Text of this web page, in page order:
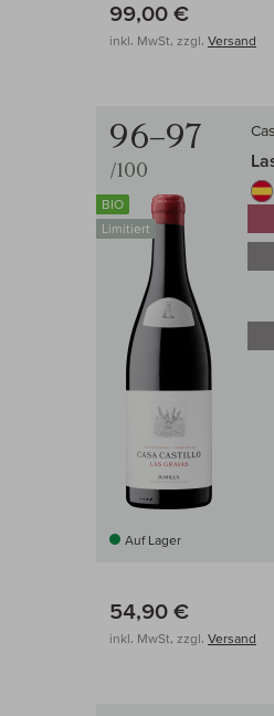
99,00 €
inkl. MwSt, zzgl. Versand
96–97
/100
BIO
Limitiert
Auf Lager
54,90 €
inkl. MwSt, zzgl. Versand